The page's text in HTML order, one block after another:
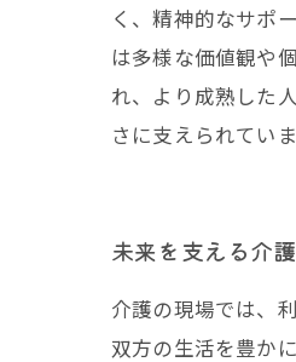
く、精神的なサポ
は多様な価値観や
れ、より成熟した
さに支えられてい
未来を支える介
介護の現場では、
双方の生活を豊か